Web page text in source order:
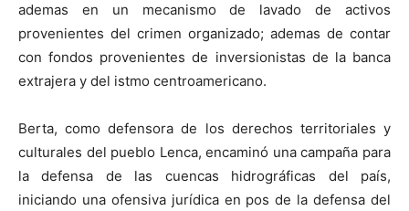
ademas en un mecanismo de lavado de activos
provenientes del crimen organizado; ademas de contar
con fondos provenientes de inversionistas de la banca
extrajera y del istmo centroamericano.
Berta, como defensora de los derechos territoriales y
culturales del pueblo Lenca, encaminó una campaña para
la defensa de las cuencas hidrográficas del país,
iniciando una ofensiva jurídica en pos de la defensa del